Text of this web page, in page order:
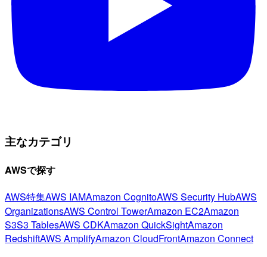
主なカテゴリ
AWSで探す
AWS特集AWS IAMAmazon CognitoAWS Security HubAWS
OrganizationsAWS Control TowerAmazon EC2Amazon
S3S3 TablesAWS CDKAmazon QuickSightAmazon
RedshiftAWS AmplifyAmazon CloudFrontAmazon Connect